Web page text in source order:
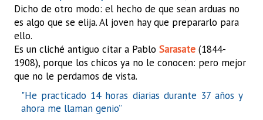
Dicho de otro modo: el hecho de que sean arduas no
es algo que se elija. Al joven hay que prepararlo para
ello.
Es un cliché antiguo citar a Pablo Sarasate (1844-
1908), porque los chicos ya no le conocen: pero mejor
que no le perdamos de vista.
"He practicado 14 horas diarias durante 37 años y
ahora me llaman genio”